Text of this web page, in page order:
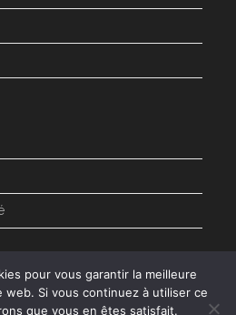
pour vous garantir la meilleure
Si vous continuez à utiliser ce
que vous en êtes satisfait.